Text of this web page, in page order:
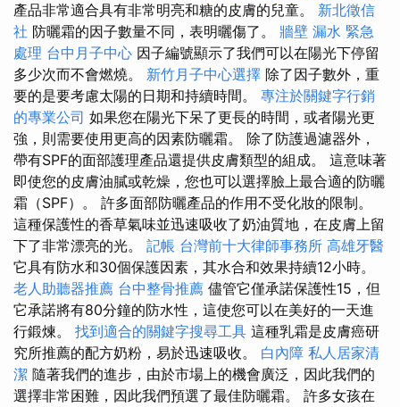
產品非常適合具有非常明亮和糖的皮膚的兒童。 新北徵信
社 防曬霜的因子數量不同，表明曬傷了。 牆壁 漏水 緊急
處理 台中月子中心 因子編號顯示了我們可以在陽光下停留
多少次而不會燃燒。 新竹月子中心選擇 除了因子數外，重
要的是要考慮太陽的日期和持續時間。 專注於關鍵字行銷
的專業公司 如果您在陽光下呆了更長的時間，或者陽光更
強，則需要使用更高的因素防曬霜。 除了防護過濾器外，
帶有SPF的面部護理產品還提供皮膚類型的組成。 這意味著
即使您的皮膚油膩或乾燥，您也可以選擇臉上最合適的防曬
霜（SPF）。 許多面部防曬產品的作用不受化妝的限制。
這種保護性的香草氣味並迅速吸收了奶油質地，在皮膚上留
下了非常漂亮的光。 記帳 台灣前十大律師事務所 高雄牙醫
它具有防水和30個保護因素，其水合和效果持續12小時。
老人助聽器推薦 台中整骨推薦 儘管它僅承諾保護性15，但
它承諾將有80分鐘的防水性，這使您可以在美好的一天進
行鍛煉。 找到適合的關鍵字搜尋工具 這種乳霜是皮膚癌研
究所推薦的配方奶粉，易於迅速吸收。 白內障 私人居家清
潔 隨著我們的進步，由於市場上的機會廣泛，因此我們的
選擇非常困難，因此我們預選了最佳防曬霜。 許多女孩在